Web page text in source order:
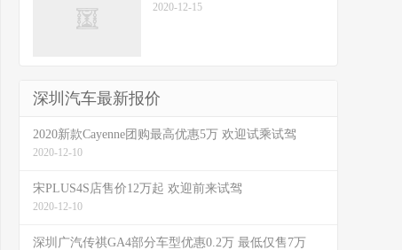
2020-12-15
深圳汽车最新报价
2020新款Cayenne团购最高优惠5万 欢迎试乘试驾
2020-12-10
宋PLUS4S店售价12万起 欢迎前来试驾
2020-12-10
深圳广汽传祺GA4部分车型优惠0.2万 最低仅售7万